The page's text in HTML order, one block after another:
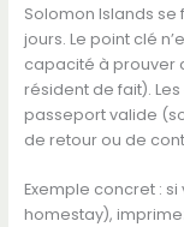
Solomon Islands se
jours. Le point clé
capacité à prouver
résident de fait).
passeport valide
de retour ou de
Exemple concret :
homestay),